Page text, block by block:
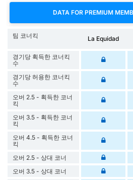
DATA FOR PREMIUM
팀 코너킥 La Equidad
경기당 획득한 코너킥
수
경기당 허용한 코너킥
수
오버 2.5 - 획득한 코너
킥
오버 3.5 - 획득한 코너
킥
오버 4.5 - 획득한 코너
킥
오버 2.5 - 상대 코너
오버 3.5 - 상대 코너